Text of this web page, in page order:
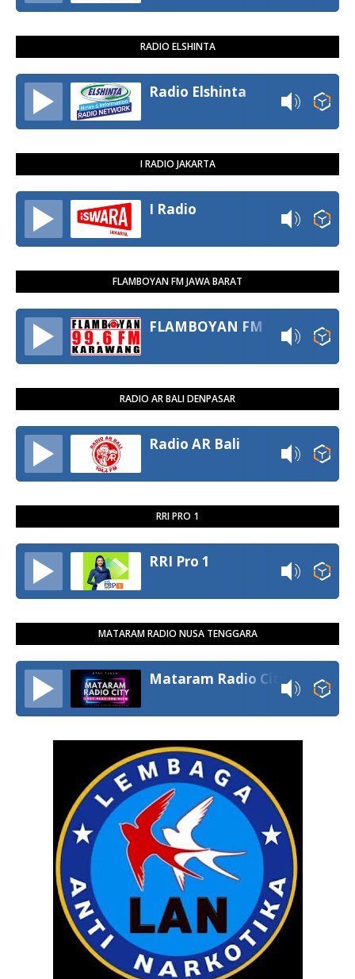
RADIO ELSHINTA
Radio Elshinta
I RADIO JAKARTA
I Radio
FLAMBOYAN FM JAWA BARAT
FLAMBOYAN FM
RADIO AR BALI DENPASAR
Radio AR Bali
RRI PRO 1
RRI Pro 1
MATARAM RADIO NUSA TENGGARA
Mataram Radio City